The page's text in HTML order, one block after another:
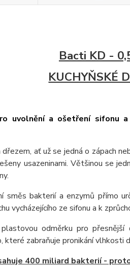
Bacti KD -
KUCHYŇSKÉ
uvolnění a ošetření sifonu a
ať už se jedná o zápach
usazeninami. Většinou se
bakterií a enzymů přímo
vycházejícího ze sifonu a k
odměrku pro
které zabraňuje pronikání vlhkosti
400 miliard bakterií -